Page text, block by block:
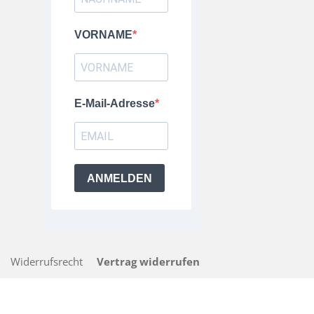
VORNAME
E-Mail-Adresse
ANMELDEN
Widerrufsrecht Vertrag widerrufen